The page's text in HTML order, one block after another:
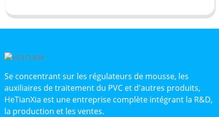
Se concentrant sur les régulateurs de mousse, les
auxiliaires de traitement du PVC et d'autres produits,
HeTianXia est une entreprise complète intégrant la R&D,
la production et les ventes.